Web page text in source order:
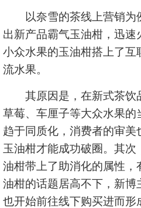
以奈雪的茶线上营销为
出新产品霸气玉油柑，迅
小众水果的玉油柑搭上了互
流水果。
其原因是，在新式茶饮
草莓、车厘子等大众水果
趋于同质化，消费者的审
玉油柑才能成功破圈。其次
油柑带上了助消化的属性，
油柑的话题居高不下，新
也开始前往线下购买进而形